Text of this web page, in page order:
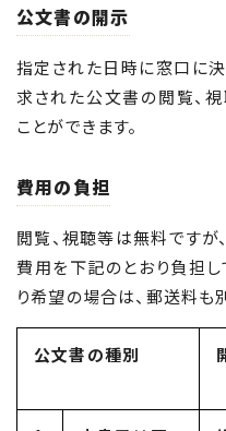
公文書の開示
指定された日時に窓口に
求された公文書の閲覧、
ことができます。
費用の負担
閲覧、視聴等は無料ですが
費用を下記のとおり負担
り希望の場合は、郵送料も
公文書の種別